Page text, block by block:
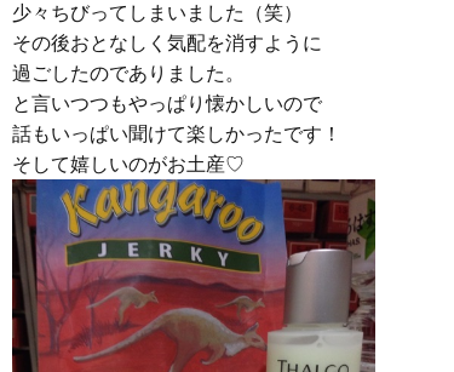
少々ちびってしまいました（笑）
その後おとなしく気配を消すように
過ごしたのでありました。
と言いつつもやっぱり懐かしいので
話もいっぱい聞けて楽しかったです！
そして嬉しいのがお土産♡